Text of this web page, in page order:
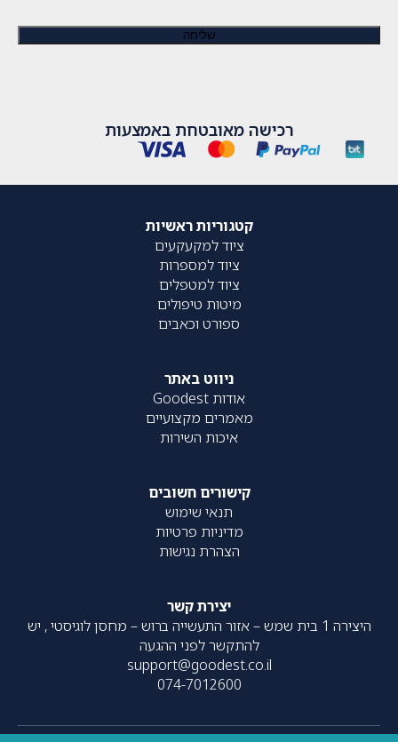
רכישה מאובטחת באמצעות
קטגוריות ראשיות
ציוד למקעקעים
ציוד למספרות
ציוד למטפלים
מיטות טיפולים
ספורט וכאבים
ניווט באתר
אודות Goodest
מאמרים מקצועיים
איכות השירות
קישורים חשובים
תנאי שימוש
מדיניות פרטיות
הצהרת נגישות
יצירת קשר
היצירה 1 בית שמש – אזור התעשייה ברוש – מחסן לוגיסטי , יש
להתקשר לפני ההגעה
support@goodest.co.il
074-7012600